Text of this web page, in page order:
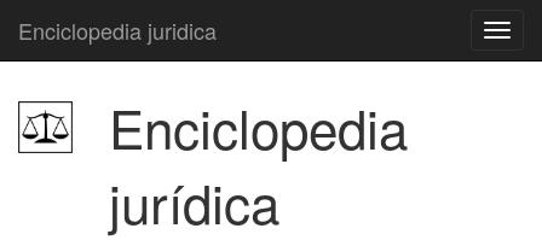
Enciclopedia juridica
Enciclopedia
jurídica